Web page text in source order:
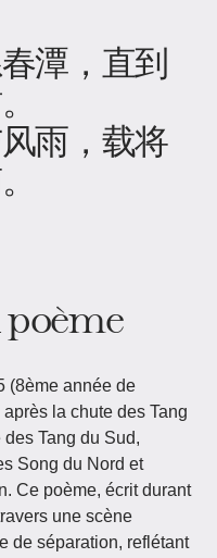
潭，直到
雨，载将
(8ème année de
la chute des Tang
Tang du Sud,
Song du Nord et
Ce poème, écrit durant
une scène
de séparation, reflétant